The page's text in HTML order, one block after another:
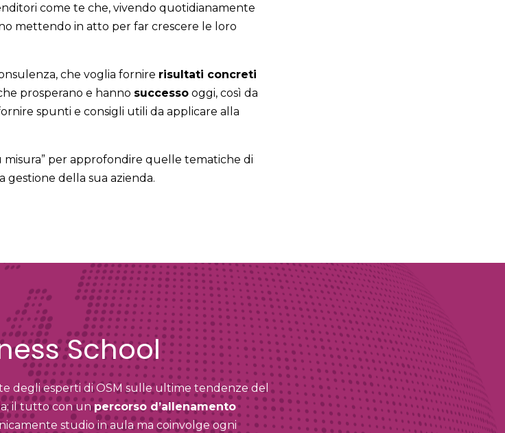
come te che, vivendo quotidianamente
mettendo in atto per far crescere le loro
che voglia fornire risultati concreti
prosperano e hanno successooggi, così da
spunti e consigli utili da applicare alla
per approfondire quelle tematiche di
della sua azienda.
School
degli esperti di OSM sulle ultime tendenze del
il tutto con unpercorso d’allenamento
studio in aula ma coinvolge ogni